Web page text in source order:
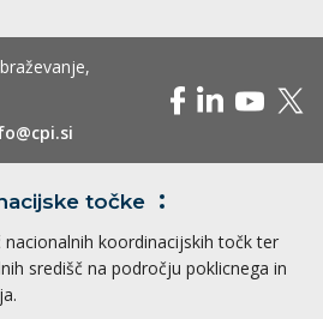
točke
koordinacijskih točk ter
središč na področju poklicnega in